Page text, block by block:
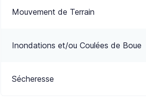
Mouvement de Terrain
Inondations et/ou Coulées de Boue
Sécheresse